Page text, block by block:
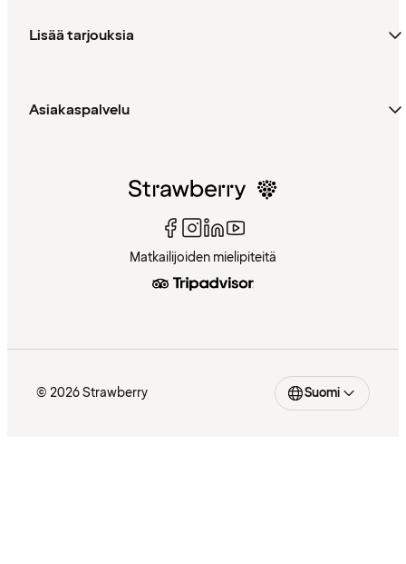
Lisää tarjouksia
Asiakaspalvelu
Matkailijoiden mielipiteitä
© 2026 Strawberry Suomi